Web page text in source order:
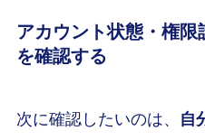
アカウント状態・権
を確認する
次に確認したいのは、
自